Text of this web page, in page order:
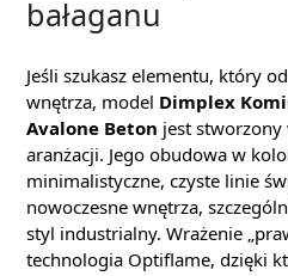
bałaganu
Jeśli szukasz elementu, który
wnętrza, model Dimplex
Avalone Beton jest stworzony
aranżacji. Jego obudowa w
minimalistyczne, czyste linie
nowoczesne wnętrza,
styl industrialny. Wrażenie
technologia Optiflame, dzięki